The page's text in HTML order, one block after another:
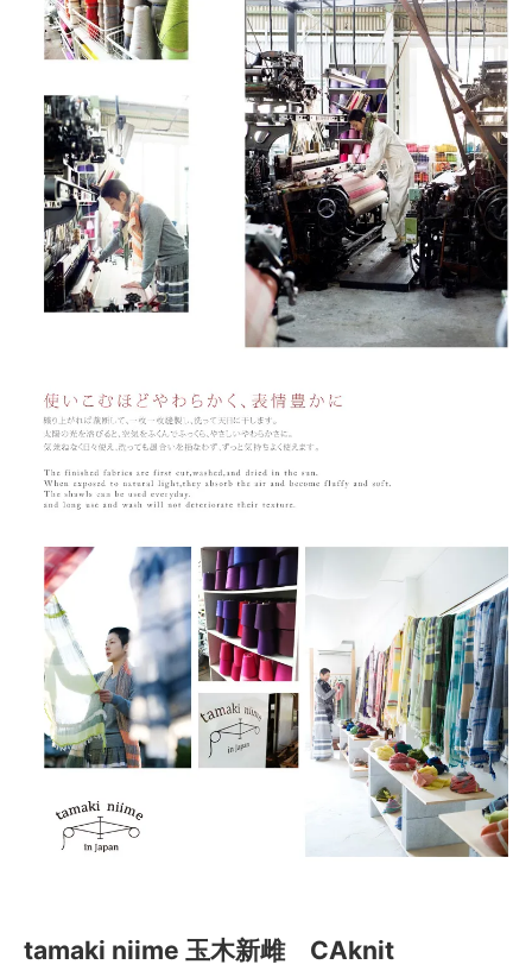
tamaki niime 玉木新雌 CAknit